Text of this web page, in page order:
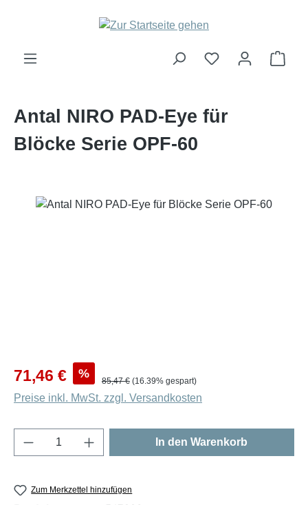
Zum Hauptinhalt springen
Antal NIRO PAD-Eye für
Blöcke Serie OPF-60
Bildergalerie überspringen
Verkaufspreis:
71,46 € % Regulärer Preis:
85,47 € (16.39% gespart)
Preise inkl. MwSt. zzgl. Versandkosten
Produkt Anzahl: Gib den gewünschten
In den Warenkorb
Zum Merkzettel hinzufügen